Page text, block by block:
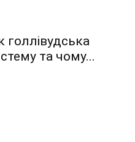
голлівудська
та чому...